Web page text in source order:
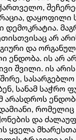
დაყოფილი
არ
და
ენდობა. ის არ
შვილი. ის
სასარგებლო
სანამ საჭრო
არასდროს
რომელიც
და
ყველა